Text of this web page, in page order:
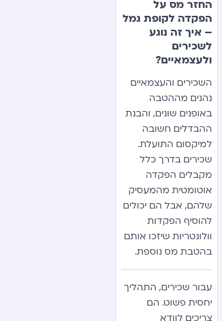
החזר מס על
הפקדה לקופת גמל
– איך זה נוגע
לשכירים
ולעצמאיים?
השכירים והעצמאיים
נהנים מההטבה
באופנים שונים, והבנת
ההבדלים חשובה
למיקסום התועלת.
שכירים בדרך כלל
מקבלים הפקדה
אוטומטית מהמעסיק
שלהם, אבל הם יכולים
להוסיף הפקדות
וולונטריות שיזכו אותם
בהטבת מס נוספת.
עבור שכירים, התהליך
יחסית פשוט. הם
צריכים לוודא